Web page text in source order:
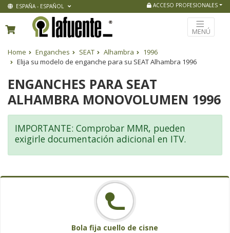
ESPAÑA - ESPAÑOL ACCESO PROFESIONALES
MENÚ
Home Enganches SEAT Alhambra
1996
Elija su modelo de enganche para su SEAT Alhambra 1996
ENGANCHES PARA SEAT
ALHAMBRA MONOVOLUMEN 1996
IMPORTANTE: Comprobar MMR, pueden
exigirle documentación adicional en ITV.
Bola fija cuello de cisne